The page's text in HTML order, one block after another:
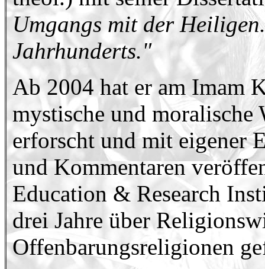
Umgangs mit der
Jahrhunderts."
Ab 2004 hat er am Imam
mystische und
erforscht und mit eigener
und Kommentaren
Education & Research
drei Jahre über
Offenbarungsreligionen